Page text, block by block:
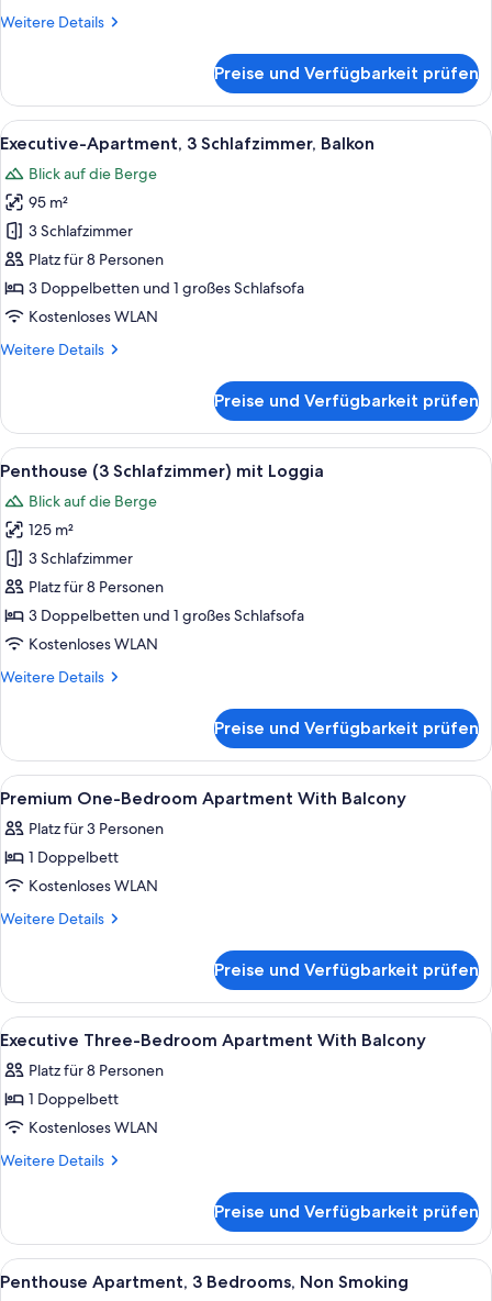
Weitere Details
Weitere
(2
Schlafzimmer)
mit
Preise und Verfügbarkeit prüfen
Alle
Fotos
für
Executive-
Apartment,
3 Schlafzimmer,
Balkon
anzeigen
Executive-Apartment, 3
7
Executive-Apartment, 3 Schlafzimmer, Balkon
Blick auf die Berge
95 m²
3 Schlafzimmer
Platz für 8 Personen
3 Doppelbetten und 1 großes Schlafsofa
Kostenloses WLAN
Weitere Details
Weitere
Apartment,
3 Schlafzimmer,
Balkon
Preise und Verfügbarkeit prüfen
Alle
Fotos
für
Penthouse
(3
Schlafzimmer)
mit
Loggia
Penthouse (3 Schlafzimmer) mit
13
Penthouse (3 Schlafzimmer) mit Loggia
Blick auf die Berge
125 m²
3 Schlafzimmer
Platz für 8 Personen
3 Doppelbetten und 1 großes Schlafsofa
Kostenloses WLAN
Weitere Details
Weitere
(3
Schlafzimmer)
mit
Preise und Verfügbarkeit prüfen
Alle
Fotos
für
Premium
One-
Bedroom
Balcony
anzeigen
Zimmersafe, Babybetten,
6
Premium One-Bedroom Apartment With Balcony
Platz für 3 Personen
1 Doppelbett
Kostenloses WLAN
Weitere Details
Weitere
One-
Bedroom
Apartment
Balcony
Preise und Verfügbarkeit prüfen
Alle
Fotos
für
Executive
Three-
Bedroom
Balcony
anzeigen
Zimmersafe, Babybetten,
5
Executive Three-Bedroom Apartment With Balcony
Platz für 8 Personen
1 Doppelbett
Kostenloses WLAN
Weitere Details
Weitere
Three-
Bedroom
Apartment
Preise und Verfügbarkeit prüfen
Alle
Fotos
Zimmersafe, Babybetten,
13
Penthouse Apartment, 3 Bedrooms, Non Smoking